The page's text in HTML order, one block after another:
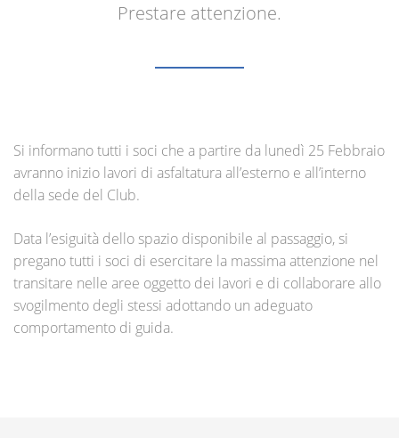
Prestare attenzione.
Si informano tutti i soci che a partire da lunedì 25 Febbraio
avranno inizio lavori di asfaltatura all’esterno e all’interno
della sede del Club.
Data l’esiguità dello spazio disponibile al passaggio, si
pregano tutti i soci di esercitare la massima attenzione nel
transitare nelle aree oggetto dei lavori e di collaborare allo
svogilmento degli stessi adottando un adeguato
comportamento di guida.